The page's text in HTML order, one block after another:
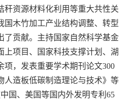
秆资源材料化利用等重大共性关
国木竹加工产业结构调整、转型
了贡献。主持国家自然科学基金
上项目、国家科技支撑计划、湖
项，发表重要学术期刊论文300
人造板低碳制造理论与技术》等
国、美国等国内外发明专利65